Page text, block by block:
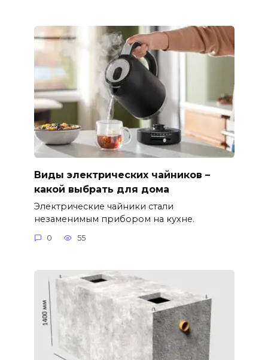
Виды электрических чайников –
какой выбрать для дома
Электрические чайники стали
незаменимым прибором на кухне.
0 55